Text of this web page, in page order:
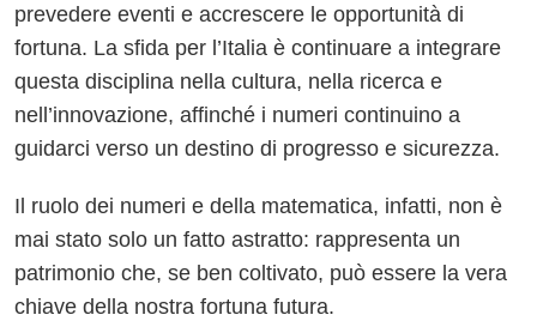
prevedere eventi e accrescere le opportunità di
fortuna. La sfida per l’Italia è continuare a integrare
questa disciplina nella cultura, nella ricerca e
nell’innovazione, affinché i numeri continuino a
guidarci verso un destino di progresso e sicurezza.
Il ruolo dei numeri e della matematica, infatti, non è
mai stato solo un fatto astratto: rappresenta un
patrimonio che, se ben coltivato, può essere la vera
chiave della nostra fortuna futura.